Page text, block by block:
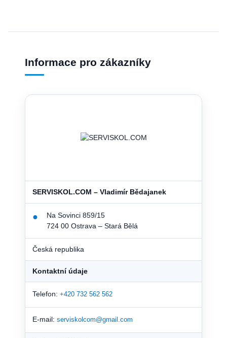
Informace pro zákazníky
SERVISKOL.COM – Vladimír Bědajanek
●
Na Sovinci 859/15
724 00 Ostrava – Stará Bělá
Česká republika
Kontaktní údaje
Telefon: +420 732 562 562
E-mail: serviskolcom@gmail.com